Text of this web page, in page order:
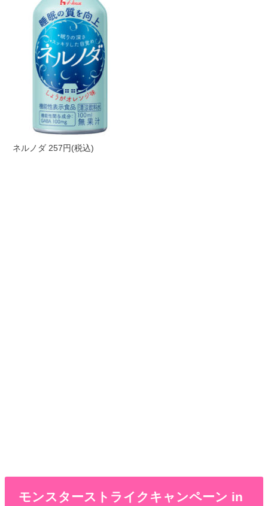
ネルノダ 257円(税込)
モンスターストライクキャンペーン in